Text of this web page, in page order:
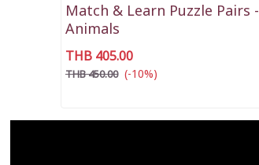
Match & Learn Puzzle Pairs -
Animals
THB 405.00
THB 450.00 (-10%)